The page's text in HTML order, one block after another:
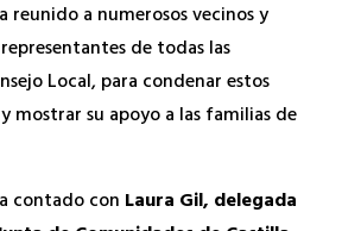
reunido a numerosos vecinos y
de todas las
Local, para condenar estos
mostrar su apoyo a las familias de
contado con Laura Gil, delegada